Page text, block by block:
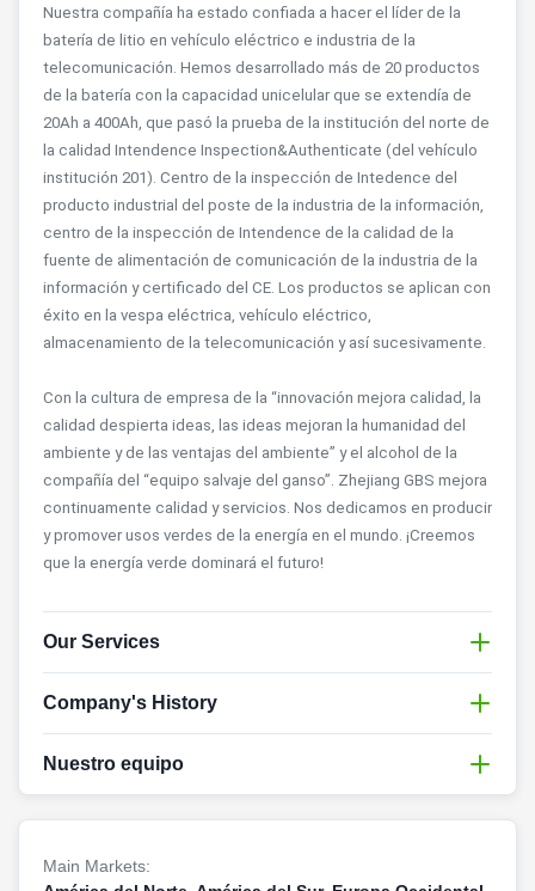
Nuestra compañía ha estado confiada a hacer el líder de la
batería de litio en vehículo eléctrico e industria de la
telecomunicación. Hemos desarrollado más de 20 productos
de la batería con la capacidad unicelular que se extendía de
20Ah a 400Ah, que pasó la prueba de la institución del norte de
la calidad Intendence Inspection&Authenticate (del vehículo
institución 201). Centro de la inspección de Intedence del
producto industrial del poste de la industria de la información,
centro de la inspección de Intendence de la calidad de la
fuente de alimentación de comunicación de la industria de la
información y certificado del CE. Los productos se aplican con
éxito en la vespa eléctrica, vehículo eléctrico,
almacenamiento de la telecomunicación y así sucesivamente.
Con la cultura de empresa de la “innovación mejora calidad, la
calidad despierta ideas, las ideas mejoran la humanidad del
ambiente y de las ventajas del ambiente” y el alcohol de la
compañía del “equipo salvaje del ganso”. Zhejiang GBS mejora
continuamente calidad y servicios. Nos dedicamos en producir
y promover usos verdes de la energía en el mundo. ¡Creemos
que la energía verde dominará el futuro!
Our Services
servicio de venta.
cliente del partido;
3.
Consiga la aprobación de cliente en el producto final.
Company's History
Nuestro equipo
Main Markets: